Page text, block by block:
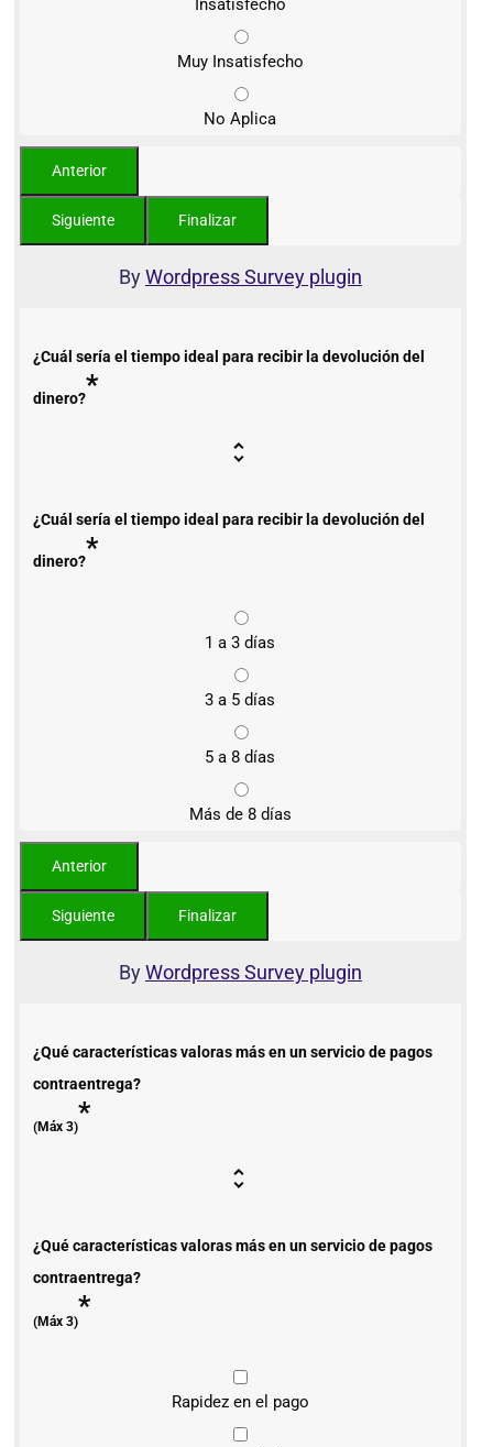
Insatisfecho
Muy Insatisfecho
No Aplica
ByWordpress Survey plugin
¿Cuál sería el tiempo ideal para recibir la devolución del
dinero?*
¿Cuál sería el tiempo ideal para recibir la devolución del
dinero?*
1 a 3 días
3 a 5 días
5 a 8 días
Más de 8 días
ByWordpress Survey plugin
¿Qué características valoras más en un servicio de pagos
contraentrega?
(Máx 3)*
¿Qué características valoras más en un servicio de pagos
contraentrega?
(Máx 3)*
Rapidez en el pago